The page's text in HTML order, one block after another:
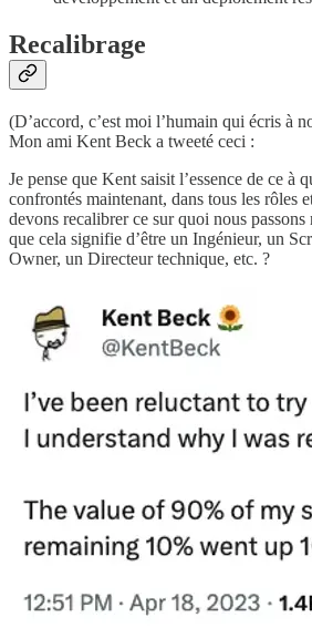
Recalibrage
(D’accord, c’est moi l’humain qui écris à
Mon ami Kent Beck a tweeté ceci :
Je pense que Kent saisit l’essence de ce à
confrontés maintenant, dans tous les rôles
devons recalibrer ce sur quoi nous passons
que cela signifie d’être un Ingénieur, un
Owner, un Directeur technique, etc. ?